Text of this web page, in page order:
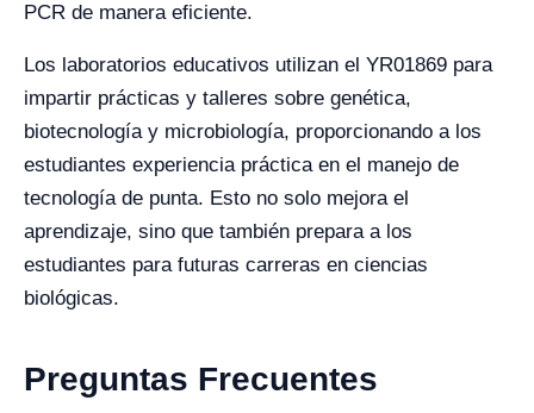
PCR de manera eficiente.
Los laboratorios educativos utilizan el YR01869 para
impartir prácticas y talleres sobre genética,
biotecnología y microbiología, proporcionando a los
estudiantes experiencia práctica en el manejo de
tecnología de punta. Esto no solo mejora el
aprendizaje, sino que también prepara a los
estudiantes para futuras carreras en ciencias
biológicas.
Preguntas Frecuentes